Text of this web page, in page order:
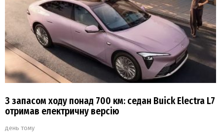
З запасом ходу понад 700 км: седан Buick Electra L7
отримав електричну версію
день тому